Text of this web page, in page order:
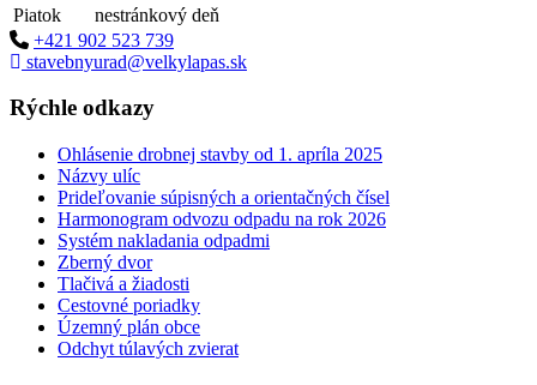
Piatok
nestránkový deň
+421 902 523 739
stavebnyurad@velkylapas.sk
Rýchle odkazy
Ohlásenie drobnej stavby od 1. apríla 2025
Názvy ulíc
Prideľovanie súpisných a orientačných čísel
Harmonogram odvozu odpadu na rok 2026
Systém nakladania odpadmi
Zberný dvor
Tlačivá a žiadosti
Cestovné poriadky
Územný plán obce
Odchyt túlavých zvierat